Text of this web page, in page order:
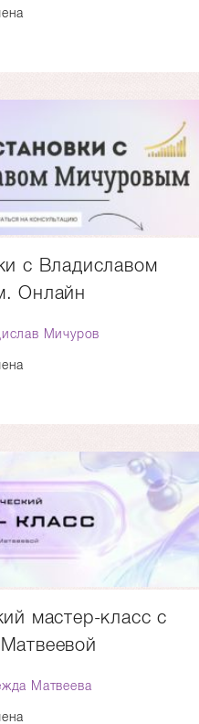
с Владиславом
Онлайн
Мичуров
мастер-класс с
Матвеева